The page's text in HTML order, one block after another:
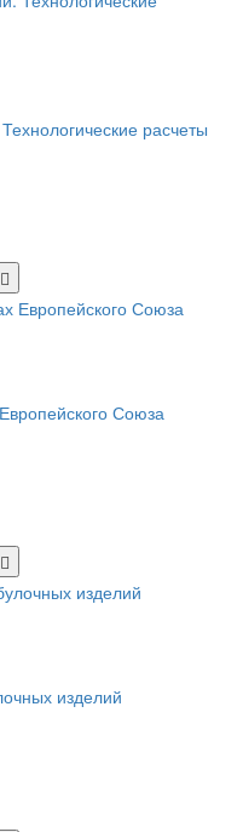
расчеты
Союза
изделий